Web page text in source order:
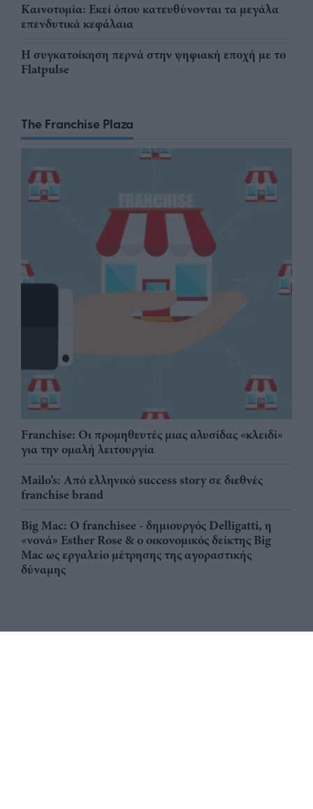
Καινοτομία: Εκεί όπου κατευθύνονται τα μεγάλα
επενδυτικά κεφάλαια
Η συγκατοίκηση περνά στην ψηφιακή εποχή με το
Flatpulse
The Franchise Plaza
Franchise: Οι προμηθευτές μιας αλυσίδας «κλειδί»
για την ομαλή λειτουργία
Mailo’s: Από ελληνικό success story σε διεθνές
franchise brand
Big Mac: Ο franchisee - δημιουργός Delligatti, η
«νονά» Esther Rose & ο οικονομικός δείκτης Big
Mac ως εργαλείο μέτρησης της αγοραστικής
δύναμης